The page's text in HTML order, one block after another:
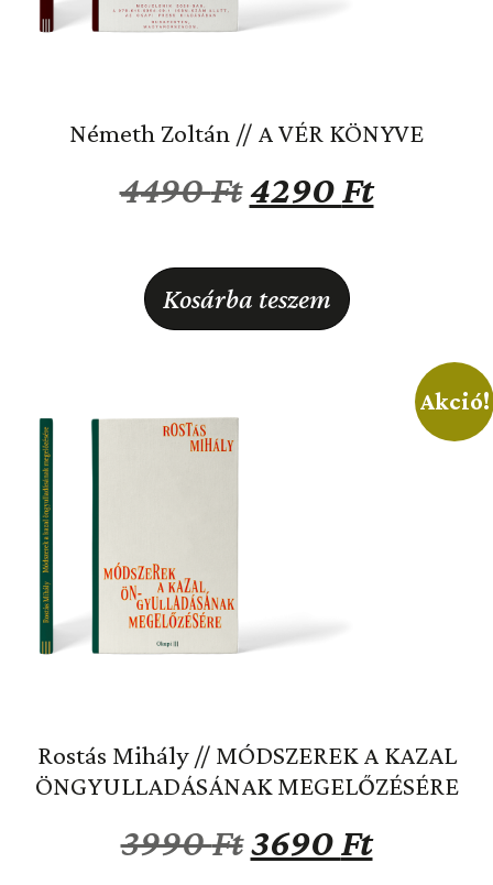
Németh Zoltán // A VÉR KÖNYVE
4490Ft4290Ft
Kosárba teszem
Akció!
Rostás Mihály // MÓDSZEREK A KAZAL
ÖNGYULLADÁSÁNAK MEGELŐZÉSÉRE
3990Ft3690Ft